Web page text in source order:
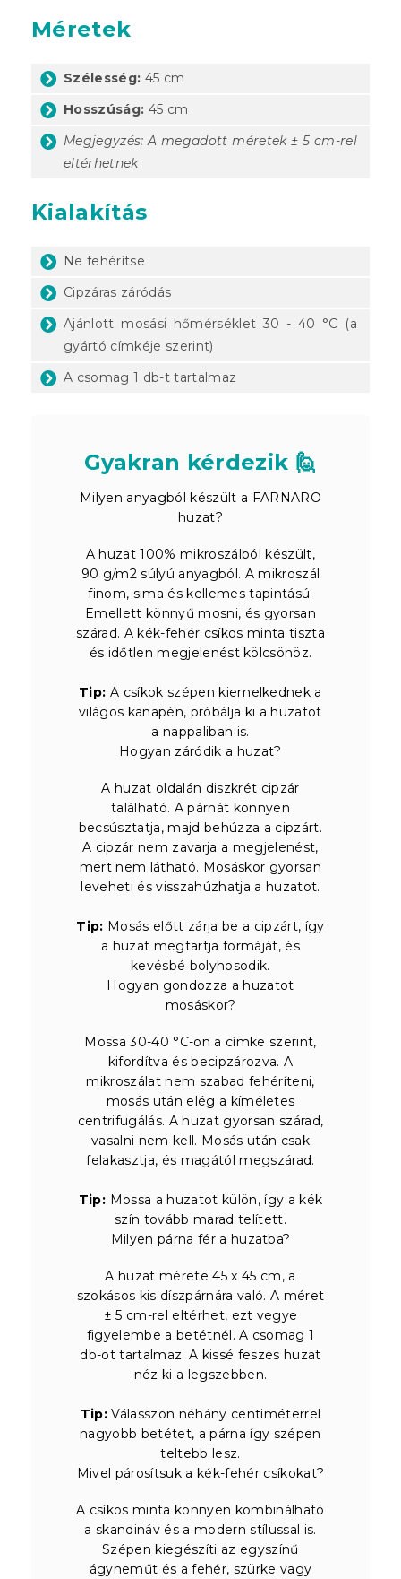
Méretek
Szélesség: 45 cm
Hosszúság: 45 cm
Megjegyzés: A megadott méretek ± 5 cm-rel
eltérhetnek
Kialakítás
Ne fehérítse
Cipzáras záródás
Ajánlott mosási hőmérséklet 30 - 40 °C (a
gyártó címkéje szerint)
A csomag 1 db-t tartalmaz
Gyakran kérdezik 🙋
Milyen anyagból készült a FARNARO
huzat?
A huzat 100% mikroszálból készült,
90 g/m2 súlyú anyagból. A mikroszál
finom, sima és kellemes tapintású.
Emellett könnyű mosni, és gyorsan
szárad. A kék-fehér csíkos minta tiszta
és időtlen megjelenést kölcsönöz.
Tip: A csíkok szépen kiemelkednek a
világos kanapén, próbálja ki a huzatot
a nappaliban is.
Hogyan záródik a huzat?
A huzat oldalán diszkrét cipzár
található. A párnát könnyen
becsúsztatja, majd behúzza a cipzárt.
A cipzár nem zavarja a megjelenést,
mert nem látható. Mosáskor gyorsan
leveheti és visszahúzhatja a huzatot.
Tip: Mosás előtt zárja be a cipzárt, így
a huzat megtartja formáját, és
kevésbé bolyhosodik.
Hogyan gondozza a huzatot
mosáskor?
Mossa 30-40 °C-on a címke szerint,
kifordítva és becipzározva. A
mikroszálat nem szabad fehéríteni,
mosás után elég a kíméletes
centrifugálás. A huzat gyorsan szárad,
vasalni nem kell. Mosás után csak
felakasztja, és magától megszárad.
Tip: Mossa a huzatot külön, így a kék
szín tovább marad telített.
Milyen párna fér a huzatba?
A huzat mérete 45 x 45 cm, a
szokásos kis díszpárnára való. A méret
± 5 cm-rel eltérhet, ezt vegye
figyelembe a betétnél. A csomag 1
db-ot tartalmaz. A kissé feszes huzat
néz ki a legszebben.
Tip: Válasszon néhány centiméterrel
nagyobb betétet, a párna így szépen
teltebb lesz.
Mivel párosítsuk a kék-fehér csíkokat?
A csíkos minta könnyen kombinálható
a skandináv és a modern stílussal is.
Szépen kiegészíti az egyszínű
ágyneműt és a fehér, szürke vagy